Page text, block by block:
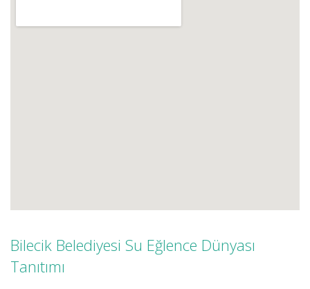
Bilecik Belediyesi Su Eğlence Dünyası
Tanıtımı